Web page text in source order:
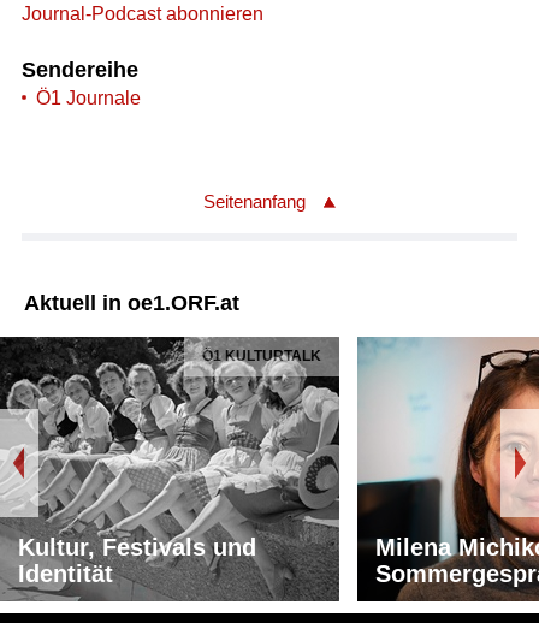
Journal-Podcast abonnieren
Sendereihe
Ö1 Journale
Seitenanfang
Aktuell in oe1.ORF.at
Ö1 KULTURTALK
Kultur, Festivals und
Identität
Milena